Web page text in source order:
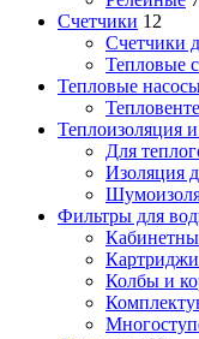
Счетчики 12
Счетчики
Тепловые
Тепловые
Теплоизоляция
Для
Изоляция
Фильтры для
Колбы и